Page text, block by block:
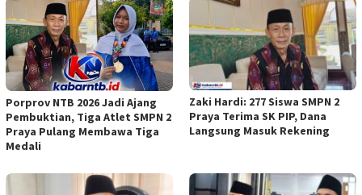
Porprov NTB 2026 Jadi Ajang
Pembuktian, Tiga Atlet SMPN 2
Praya Pulang Membawa Tiga
Medali
Zaki Hardi: 277 Siswa SMPN 2
Praya Terima SK PIP, Dana
Langsung Masuk Rekening